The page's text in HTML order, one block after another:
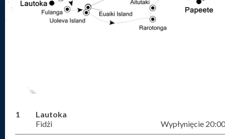
1
Lautoka
Fidżi
Wypłynięcie 20:00